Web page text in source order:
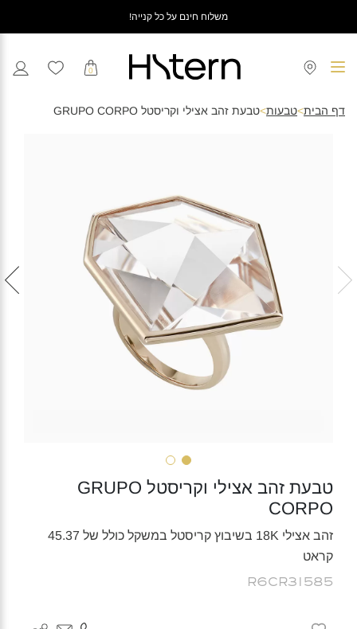
משלוח חינם על כל קנייה!
0
דף הבית>טבעות>טבעת זהב אצילי וקריסטל GRUPO CORPO
טבעת זהב אצילי וקריסטל GRUPO
CORPO
זהב אצילי 18K בשיבוץ קריסטל במשקל כולל של 45.37
קראט
R6CR31585